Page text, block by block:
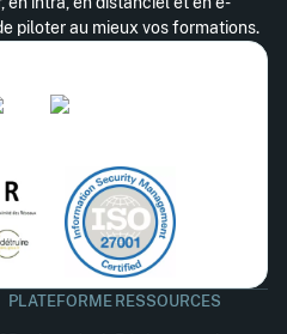
piloter au mieux vos formations.
PLATEFORME RESSOURCES